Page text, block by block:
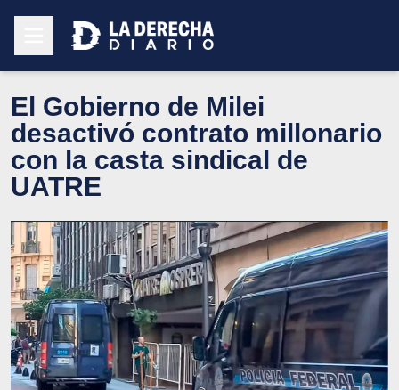
El Gobierno de Milei
desactivó contrato millonario
con la casta sindical de
UATRE